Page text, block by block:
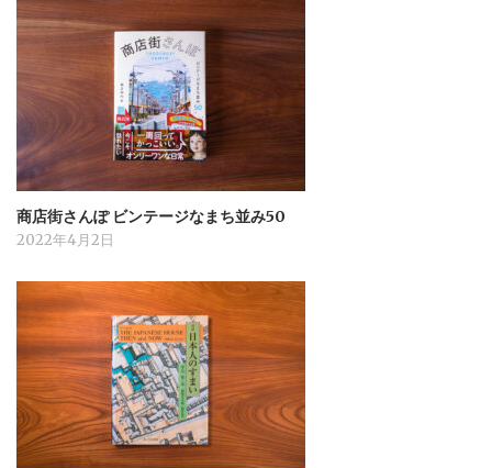
商店街さんぽ ビンテージなまち並み50
2022年4月2日